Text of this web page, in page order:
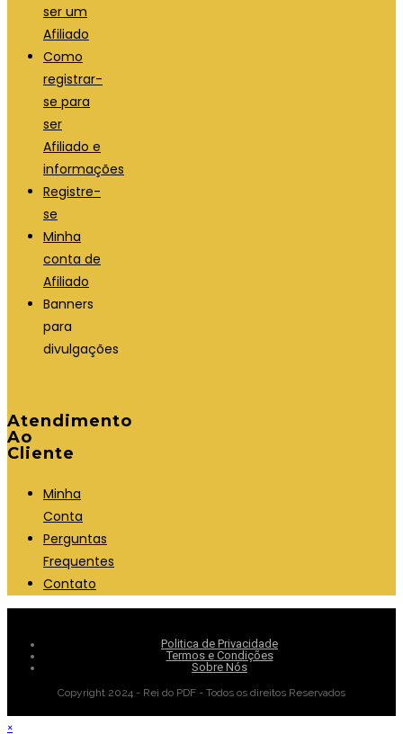
ser um
Afiliado
Como
registrar-
se para
ser
Afiliado e
informações
Registre-
se
Minha
conta de
Afiliado
Banners
para
divulgações
Atendimento
Ao
Cliente
Minha
Conta
Perguntas
Frequentes
Contato
Politica de Privacidade
Termos e Condições
Sobre Nós
Copyright 2024 - Rei do PDF - Todos os direitos Reservados
×